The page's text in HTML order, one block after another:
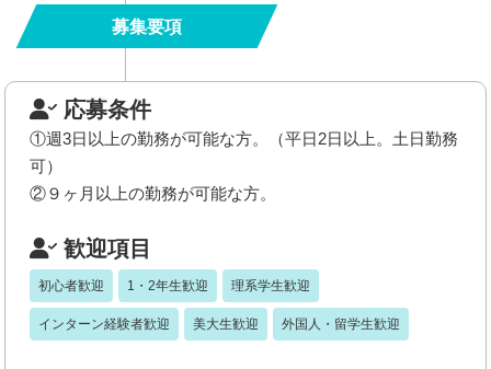
募集要項
応募条件
①週3日以上の勤務が可能な方。（平日2日以上。土日勤務
可）
②９ヶ月以上の勤務が可能な方。
歓迎項目
初心者歓迎 1・2年生歓迎 理系学生歓迎
インターン経験者歓迎 美大生歓迎 外国人・留学生歓迎